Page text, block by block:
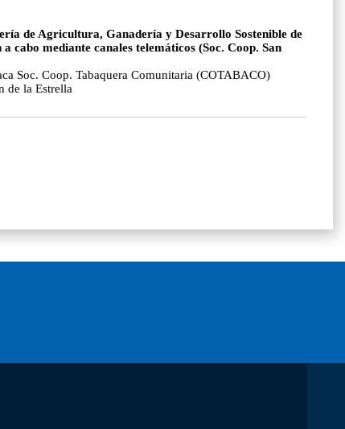
de Agricultura, Ganadería y Desarrollo Sostenible de
cabo mediante canales telemáticos (Soc. Coop. San
Soc. Coop. Tabaquera Comunitaria (COTABACO)
de la Estrella